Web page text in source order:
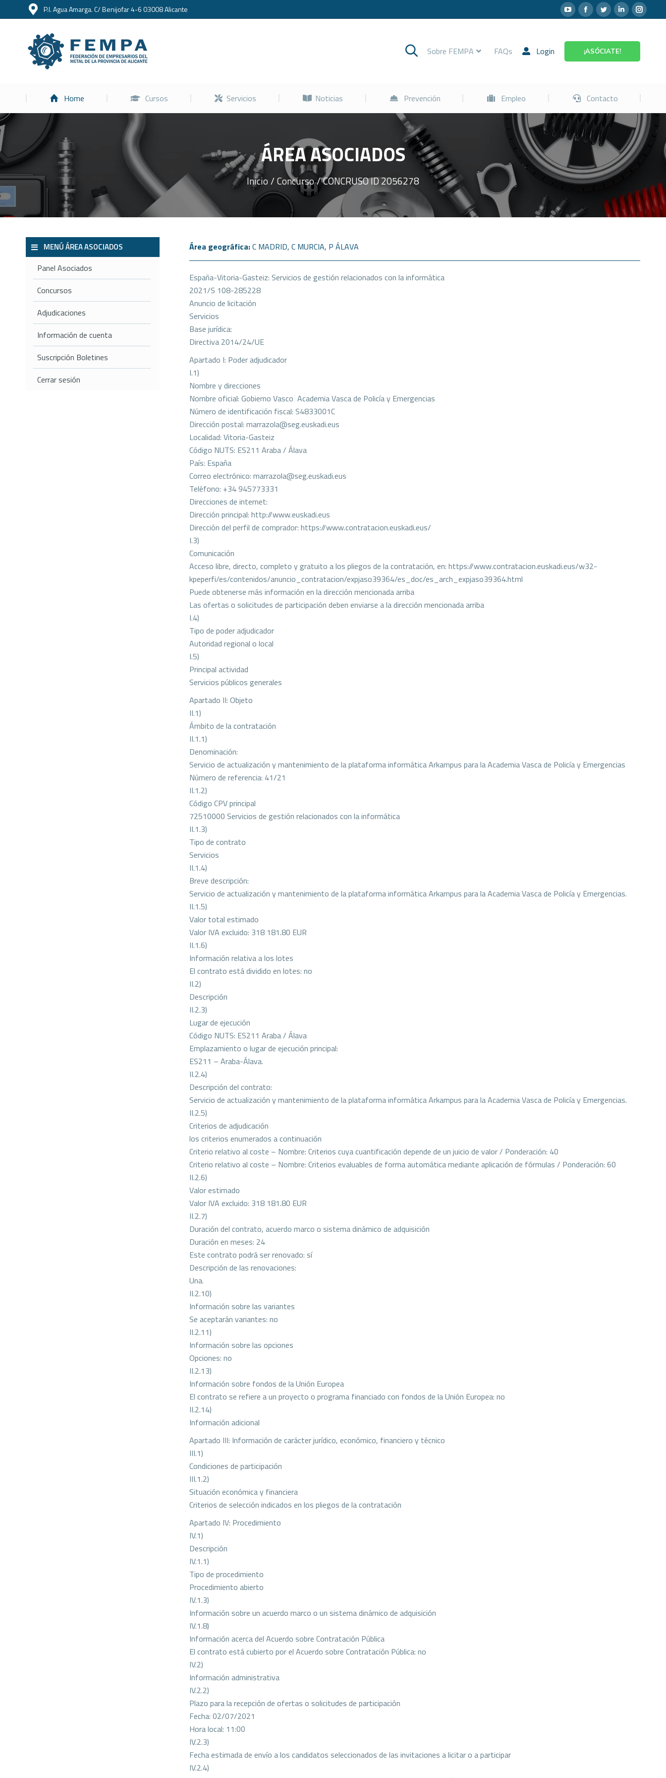
P.I. Agua Amarga. C/ Benijofar 4-6 03008 Alicante
Sobre FEMPA FAQs Login ¡ASÓCIATE!
Home Cursos Servicios Noticias Prevención Empleo Contacto
ÁREA ASOCIADOS
Estás aquí: Inicio Concurso CONCRUSO ID 2056278
Área geográfica:C MADRID, C MURCIA, P ÁLAVA
España-Vitoria-Gasteiz: Servicios de gestión relacionados con la informática
2021/S 108-285228
Anuncio de licitación
Servicios
Base jurídica:
Directiva 2014/24/UE
Apartado I: Poder adjudicador
I.1)
Nombre y direcciones
Nombre oficial: Gobierno Vasco  Academia Vasca de Policía y Emergencias
Número de identificación fiscal: S4833001C
Dirección postal: marrazola@seg.euskadi.eus
Localidad: Vitoria-Gasteiz
Código NUTS: ES211 Araba / Álava
País: España
Correo electrónico: marrazola@seg.euskadi.eus
Teléfono: +34 945773331
Direcciones de internet:
Dirección principal: http://www.euskadi.eus
Dirección del perfil de comprador: https://www.contratacion.euskadi.eus/
I.3)
Comunicación
Acceso libre, directo, completo y gratuito a los pliegos de la contratación, en: https://www.contratacion.euskadi.eus/w32-
kpeperfi/es/contenidos/anuncio_contratacion/expjaso39364/es_doc/es_arch_expjaso39364.html
Puede obtenerse más información en la dirección mencionada arriba
Las ofertas o solicitudes de participación deben enviarse a la dirección mencionada arriba
I.4)
Tipo de poder adjudicador
Autoridad regional o local
I.5)
Principal actividad
Servicios públicos generales
Apartado II: Objeto
II.1)
Ámbito de la contratación
II.1.1)
Denominación:
Servicio de actualización y mantenimiento de la plataforma informática Arkampus para la Academia Vasca de Policía y Emergencias
Número de referencia: 41/21
II.1.2)
Código CPV principal
72510000 Servicios de gestión relacionados con la informática
II.1.3)
Tipo de contrato
Servicios
II.1.4)
Breve descripción:
Servicio de actualización y mantenimiento de la plataforma informática Arkampus para la Academia Vasca de Policía y Emergencias.
II.1.5)
Valor total estimado
Valor IVA excluido: 318 181.80 EUR
II.1.6)
Información relativa a los lotes
El contrato está dividido en lotes: no
II.2)
Descripción
II.2.3)
Lugar de ejecución
Código NUTS: ES211 Araba / Álava
Emplazamiento o lugar de ejecución principal:
ES211 – Araba-Álava.
II.2.4)
Descripción del contrato:
Servicio de actualización y mantenimiento de la plataforma informática Arkampus para la Academia Vasca de Policía y Emergencias.
II.2.5)
Criterios de adjudicación
los criterios enumerados a continuación
Criterio relativo al coste – Nombre: Criterios cuya cuantificación depende de un juicio de valor / Ponderación: 40
Criterio relativo al coste – Nombre: Criterios evaluables de forma automática mediante aplicación de fórmulas / Ponderación: 60
II.2.6)
Valor estimado
Valor IVA excluido: 318 181.80 EUR
II.2.7)
Duración del contrato, acuerdo marco o sistema dinámico de adquisición
Duración en meses: 24
Este contrato podrá ser renovado: sí
Descripción de las renovaciones:
Una.
II.2.10)
Información sobre las variantes
Se aceptarán variantes: no
II.2.11)
Información sobre las opciones
Opciones: no
II.2.13)
Información sobre fondos de la Unión Europea
El contrato se refiere a un proyecto o programa financiado con fondos de la Unión Europea: no
II.2.14)
Información adicional
Apartado III: Información de carácter jurídico, económico, financiero y técnico
III.1)
Condiciones de participación
III.1.2)
Situación económica y financiera
Criterios de selección indicados en los pliegos de la contratación
Apartado IV: Procedimiento
IV.1)
Descripción
IV.1.1)
Tipo de procedimiento
Procedimiento abierto
IV.1.3)
Información sobre un acuerdo marco o un sistema dinámico de adquisición
IV.1.8)
Información acerca del Acuerdo sobre Contratación Pública
El contrato está cubierto por el Acuerdo sobre Contratación Pública: no
IV.2)
Información administrativa
IV.2.2)
Plazo para la recepción de ofertas o solicitudes de participación
Fecha: 02/07/2021
Hora local: 11:00
IV.2.3)
Fecha estimada de envío a los candidatos seleccionados de las invitaciones a licitar o a participar
IV.2.4)
MENÚ ÁREA ASOCIADOS
Panel Asociados
Concursos
Adjudicaciones
Información de cuenta
Suscripción Boletines
Cerrar sesión
Home Cursos Servicios Noticias Prevención Empleo Contacto